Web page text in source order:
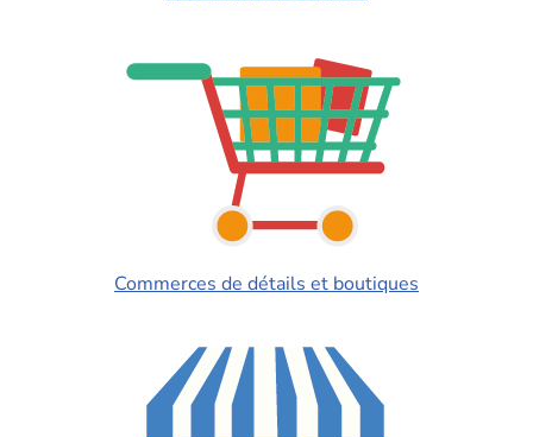
Commerces de détails et boutiques